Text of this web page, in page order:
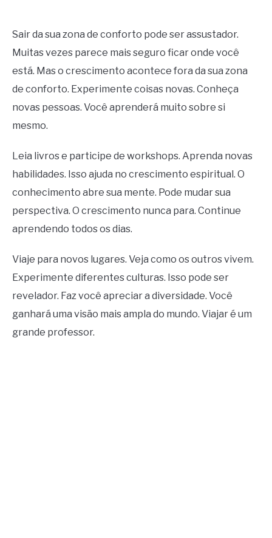
Sair da sua zona de conforto pode ser assustador.
Muitas vezes parece mais seguro ficar onde você
está. Mas o crescimento acontece fora da sua zona
de conforto. Experimente coisas novas. Conheça
novas pessoas. Você aprenderá muito sobre si
mesmo.
Leia livros e participe de workshops. Aprenda novas
habilidades. Isso ajuda no crescimento espiritual. O
conhecimento abre sua mente. Pode mudar sua
perspectiva. O crescimento nunca para. Continue
aprendendo todos os dias.
Viaje para novos lugares. Veja como os outros vivem.
Experimente diferentes culturas. Isso pode ser
revelador. Faz você apreciar a diversidade. Você
ganhará uma visão mais ampla do mundo. Viajar é um
grande professor.